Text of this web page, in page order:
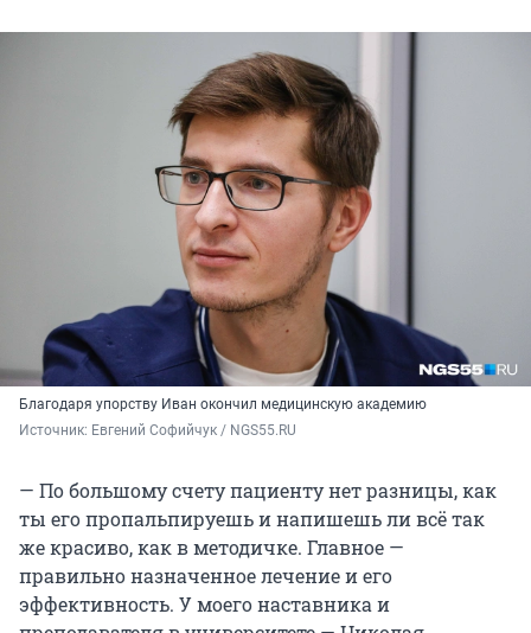
Благодаря упорству Иван окончил медицинскую академию
Источник: Евгений Софийчук / NGS55.RU
— По большому счету пациенту нет разницы, как
ты его пропальпируешь и напишешь ли всё так
же красиво, как в методичке. Главное —
правильно назначенное лечение и его
эффективность. У моего наставника и